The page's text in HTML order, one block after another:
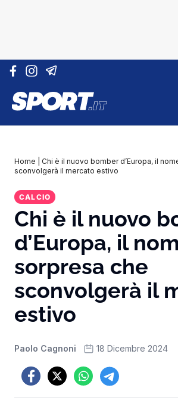
Vai al contenuto
Home
Chi è il nuovo bomber d’Europa, il
sconvolgerà il mercato estivo
CALCIO
Chi è il nuovo
d’Europa, il
sorpresa che
sconvolgerà il
estivo
Paolo Cagnoni 18 Dicembre 2024